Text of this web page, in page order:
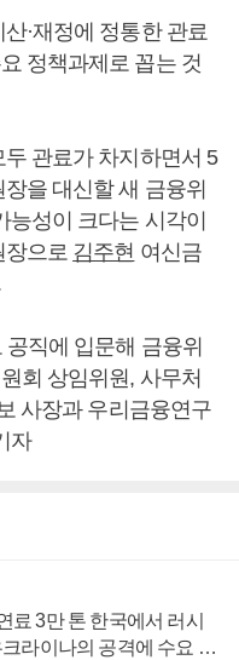
·재정에 정통한 관료
정책과제로 꼽는 것
관료가 차지하면서 5
을 대신할 새 금융위
성이 크다는 시각이
장으로 김주현 여신금
직에 입문해 금융위
회 상임위원, 사무처
사장과 우리금융연구
자
료 3만 톤 한국에서 러시
라이나의 공격에 수요 늘